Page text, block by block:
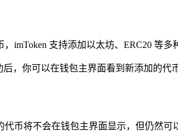
imToken 支持添加以太坊、ERC20 等多
，你可以在钱包主界面看到新添加的代币
币将不会在钱包主界面显示，但仍然可